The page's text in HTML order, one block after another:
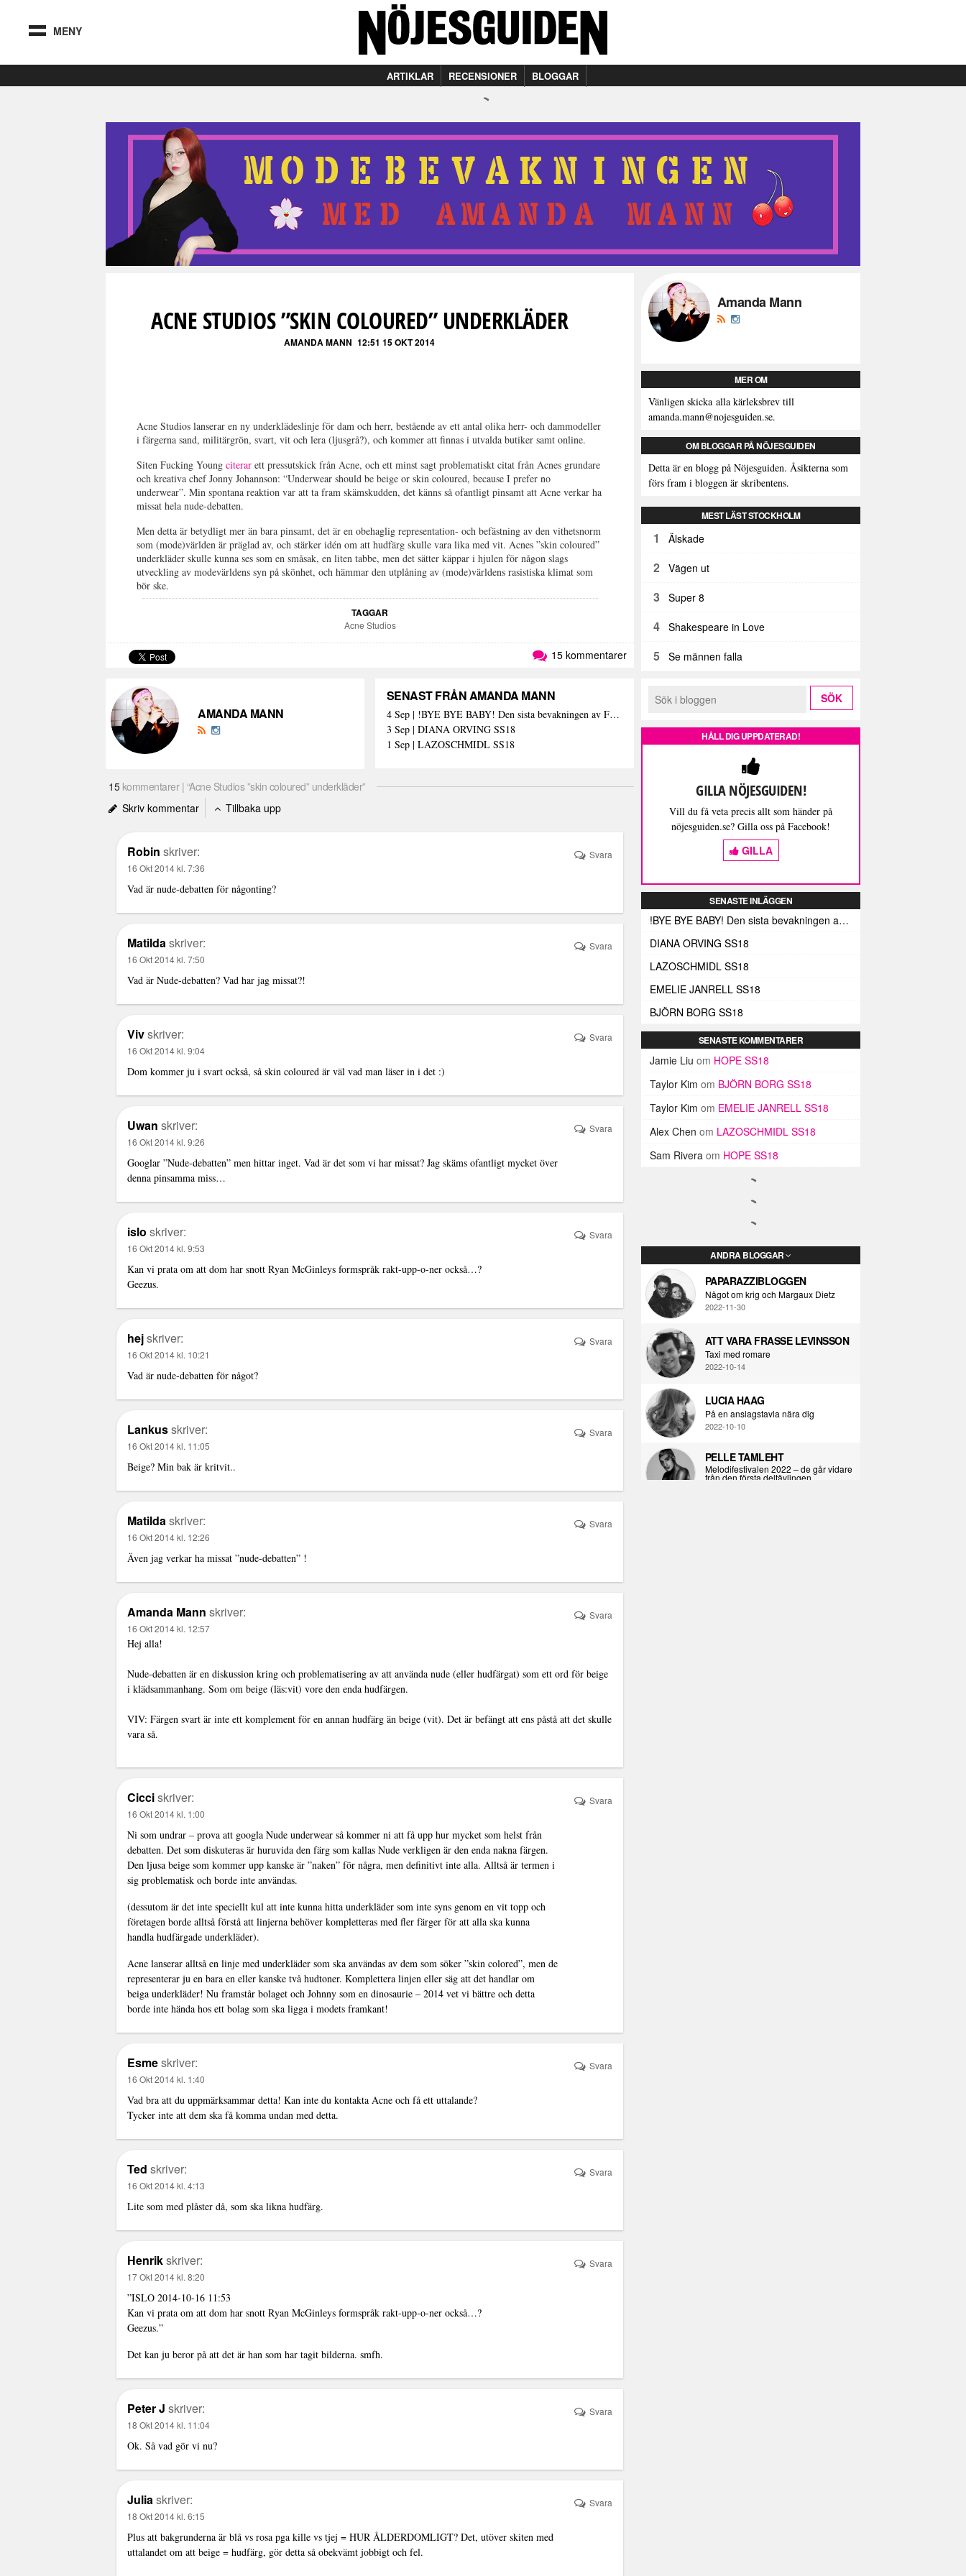
MENY
ARTIKLAR RECENSIONER BLOGGAR
ACNE STUDIOS ”SKIN COLOURED” UNDERKLÄDER
AMANDA MANN 12:51 15 OKT 2014
Acne Studios lanserar en ny underklädeslinje för dam och herr, bestående av ett antal olika herr- och dammodeller
i färgerna sand, militärgrön, svart, vit och lera (ljusgrå?), och kommer att finnas i utvalda butiker samt online.
Siten Fucking Youngciterar ett pressutskick från Acne, och ett minst sagt problematiskt citat från Acnes grundare
och kreativa chef Jonny Johannson: “Underwear should be beige or skin coloured, because I prefer no
underwear”. Min spontana reaktion var att ta fram skämskudden, det känns så ofantligt pinsamt att Acne verkar ha
missat hela nude-debatten.
Men detta är betydligt mer än bara pinsamt, det är en obehaglig representation- och befästning av den vithetsnorm
som (mode)världen är präglad av, och stärker idén om att hudfärg skulle vara lika med vit. Acnes ”skin coloured”
underkläder skulle kunna ses som en småsak, en liten tabbe, men det sätter käppar i hjulen för någon slags
utveckling av modevärldens syn på skönhet, och hämmar den utplåning av (mode)världens rasistiska klimat som
bör ske.
TAGGAR
Acne Studios
15 kommentarer
AMANDA MANN
SENAST FRÅN AMANDA MANN
4 Sep | !BYE BYE BABY! Den sista bevakningen av Fashion Week Stockholm – och med den de sista skrivna orden (här)
3 Sep | DIANA ORVING SS18
1 Sep | LAZOSCHMIDL SS18
15kommentarer | “Acne Studios ”skin coloured” underkläder”
Skriv kommentar
Tillbaka upp
Robin skriver:
16 Okt 2014 kl. 7:36
Vad är nude-debatten för någonting?
Svara
Matildaskriver:
16 Okt 2014 kl. 7:50
Vad är Nude-debatten? Vad har jag missat?!
Svara
Vivskriver:
16 Okt 2014 kl. 9:04
Dom kommer ju i svart också, så skin coloured är väl vad man läser in i det :)
Svara
Uwan skriver:
16 Okt 2014 kl. 9:26
Googlar ”Nude-debatten” men hittar inget. Vad är det som vi har missat? Jag skäms ofantligt mycket över
denna pinsamma miss…
Svara
islo skriver:
16 Okt 2014 kl. 9:53
Kan vi prata om att dom har snott Ryan McGinleys formspråk rakt-upp-o-ner också…?
Geezus.
Svara
hejskriver:
16 Okt 2014 kl. 10:21
Vad är nude-debatten för något?
Svara
Lankusskriver:
16 Okt 2014 kl. 11:05
Beige? Min bak är kritvit..
Svara
Matildaskriver:
16 Okt 2014 kl. 12:26
Även jag verkar ha missat ”nude-debatten” !
Svara
Amanda Mann skriver:
16 Okt 2014 kl. 12:57
Hej alla!
Nude-debatten är en diskussion kring och problematisering av att använda nude (eller hudfärgat) som ett ord för beige
i klädsammanhang. Som om beige (läs:vit) vore den enda hudfärgen.
VIV: Färgen svart är inte ett komplement för en annan hudfärg än beige (vit). Det är befängt att ens påstå att det skulle
vara så.
Svara
Cicciskriver:
16 Okt 2014 kl. 1:00
Ni som undrar – prova att googla Nude underwear så kommer ni att få upp hur mycket som helst från
debatten. Det som diskuteras är huruvida den färg som kallas Nude verkligen är den enda nakna färgen.
Den ljusa beige som kommer upp kanske är ”naken” för några, men definitivt inte alla. Alltså är termen i
sig problematisk och borde inte användas.
(dessutom är det inte speciellt kul att inte kunna hitta underkläder som inte syns genom en vit topp och
företagen borde alltså förstå att linjerna behöver kompletteras med fler färger för att alla ska kunna
handla hudfärgade underkläder).
Acne lanserar alltså en linje med underkläder som ska användas av dem som söker ”skin colored”, men de
representerar ju en bara en eller kanske två hudtoner. Komplettera linjen eller säg att det handlar om
beiga underkläder! Nu framstår bolaget och Johnny som en dinosaurie – 2014 vet vi bättre och detta
borde inte hända hos ett bolag som ska ligga i modets framkant!
Svara
Esmeskriver:
16 Okt 2014 kl. 1:40
Vad bra att du uppmärksammar detta! Kan inte du kontakta Acne och få ett uttalande?
Tycker inte att dem ska få komma undan med detta.
Svara
Ted skriver:
16 Okt 2014 kl. 4:13
Lite som med plåster då, som ska likna hudfärg.
Svara
Henrikskriver:
17 Okt 2014 kl. 8:20
”ISLO 2014-10-16 11:53
Kan vi prata om att dom har snott Ryan McGinleys formspråk rakt-upp-o-ner också…?
Geezus.”
Det kan ju beror på att det är han som har tagit bilderna. smfh.
Svara
Peter J skriver:
18 Okt 2014 kl. 11:04
Ok. Så vad gör vi nu?
Svara
Juliaskriver:
18 Okt 2014 kl. 6:15
Plus att bakgrunderna är blå vs rosa pga kille vs tjej = HUR ÅLDERDOMLIGT? Det, utöver skiten med
uttalandet om att beige = hudfärg, gör detta så obekvämt jobbigt och fel.
Svara
Amanda Mann
MER OM
Vänligen skicka alla kärleksbrev till
amanda.mann@nojesguiden.se.
OM BLOGGAR PÅ NÖJESGUIDEN
Detta är en blogg på Nöjesguiden. Åsikterna som
förs fram i bloggen är skribentens.
MEST LÄST STOCKHOLM
1 Älskade
2 Vägen ut
3 Super 8
4 Shakespeare in Love
5 Se männen falla
HÅLL DIG UPPDATERAD!
GILLA NÖJESGUIDEN!
Vill du få veta precis allt som händer på
nöjesguiden.se? Gilla oss på Facebook!
GILLA
SENASTE INLÄGGEN
!BYE BYE BABY! Den sista bevakningen av Fashion Week Stockholm – och med den de sista skrivna orden (här)
DIANA ORVING SS18
LAZOSCHMIDL SS18
EMELIE JANRELL SS18
BJÖRN BORG SS18
SENASTE KOMMENTARER
Jamie Liu om HOPE SS18
Taylor Kim om BJÖRN BORG SS18
Taylor Kim om EMELIE JANRELL SS18
Alex Chen om LAZOSCHMIDL SS18
Sam Rivera om HOPE SS18
ANDRA BLOGGAR
PAPARAZZIBLOGGEN
Något om krig och Margaux Dietz
2022-11-30
ATT VARA FRASSE LEVINSSON
Taxi med romare
2022-10-14
LUCIA HAAG
På en anslagstavla nära dig
2022-10-10
PELLE TAMLEHT
Melodifestivalen 2022 – de går vidare
från den första deltävlingen